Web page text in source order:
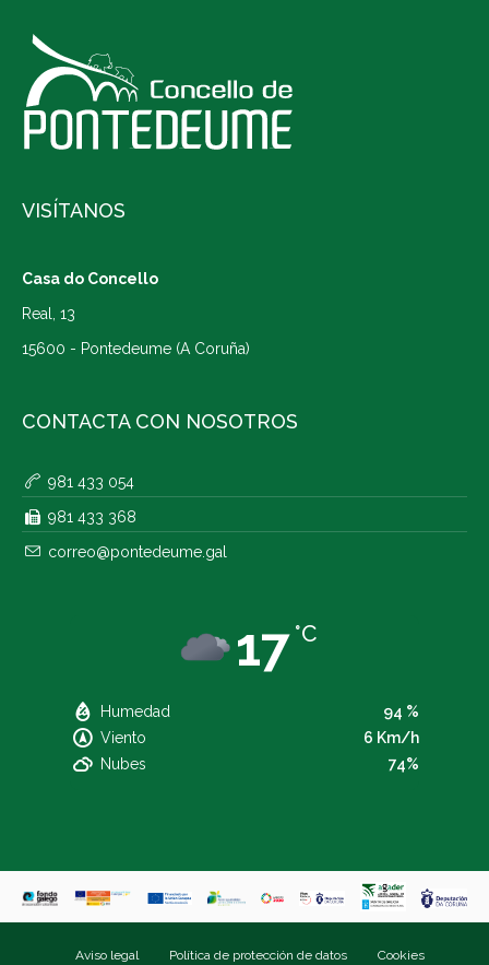
VISÍTANOS
Casa do Concello
Real, 13
15600 - Pontedeume (A Coruña)
CONTACTA CON NOSOTROS
981 433 054
981 433 368
correo@pontedeume.gal
17 °C
Humedad
94 %
Viento
6 Km/h
Nubes
74%
Aviso legal Política de protección de datos Cookies